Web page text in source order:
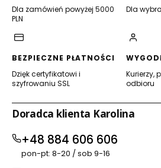
Dla zamówień powyżej 5000
PLN
Dla
BEZPIECZNE PŁATNOŚCI
Dzięk certyfikatowi i
szyfrowaniu SSL
Kurierzy,
odbioru
Doradca klienta Karolina
+48 884 606 606
pon-pt: 8-20 / sob 9-16